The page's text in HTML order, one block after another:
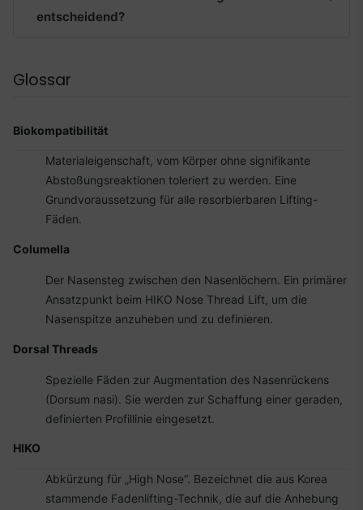
entscheidend?
Glossar
Biokompatibilität
Materialeigenschaft, vom Körper ohne signifikante
Abstoßungsreaktionen toleriert zu werden. Eine
Grundvoraussetzung für alle resorbierbaren Lifting-
Fäden.
Columella
Der Nasensteg zwischen den Nasenlöchern. Ein primärer
Ansatzpunkt beim HIKO Nose Thread Lift, um die
Nasenspitze anzuheben und zu definieren.
Dorsal Threads
Spezielle Fäden zur Augmentation des Nasenrückens
(Dorsum nasi). Sie werden zur Schaffung einer geraden,
definierten Profillinie eingesetzt.
HIKO
Abkürzung für „High Nose“. Bezeichnet die aus Korea
stammende Fadenlifting-Technik, die auf die Anhebung